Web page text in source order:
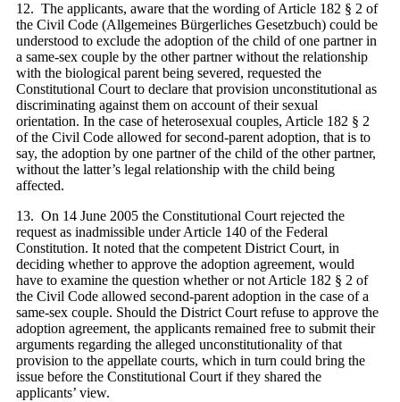
12. The applicants, aware that the wording of Article 182 § 2 of
the Civil Code (Allgemeines Bürgerliches Gesetzbuch) could be
understood to exclude the adoption of the child of one partner in
a same-sex couple by the other partner without the relationship
with the biological parent being severed, requested the
Constitutional Court to declare that provision unconstitutional as
discriminating against them on account of their sexual
orientation. In the case of heterosexual couples, Article 182 § 2
of the Civil Code allowed for second-parent adoption, that is to
say, the adoption by one partner of the child of the other partner,
without the latter’s legal relationship with the child being
affected.
13. On 14 June 2005 the Constitutional Court rejected the
request as inadmissible under Article 140 of the Federal
Constitution. It noted that the competent District Court, in
deciding whether to approve the adoption agreement, would
have to examine the question whether or not Article 182 § 2 of
the Civil Code allowed second-parent adoption in the case of a
same‑sex couple. Should the District Court refuse to approve the
adoption agreement, the applicants remained free to submit their
arguments regarding the alleged unconstitutionality of that
provision to the appellate courts, which in turn could bring the
issue before the Constitutional Court if they shared the
applicants’ view.